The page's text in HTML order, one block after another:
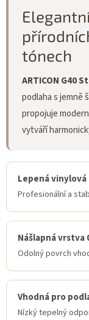
tónech
ARTICON G40
podlaha s jemně
propojuje
vytváří
Lepená
Profesionální a
Nášlapná vrstva
Odolný povrch
Vhodná pro
Nízký tepelný